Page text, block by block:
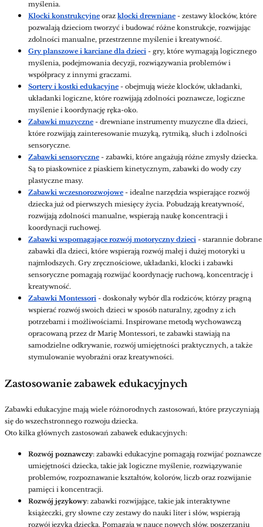
myślenia.
Klocki konstrukcyjne oraz klocki drewniane - zestawy klocków, które
pozwalają dzieciom tworzyć i budować różne konstrukcje, rozwijając
zdolności manualne, przestrzenne myślenie i kreatywność.
Gry planszowe i karciane dla dzieci - gry, które wymagają logicznego
myślenia, podejmowania decyzji, rozwiązywania problemów i
współpracy z innymi graczami.
Sortery i kostki edukacyjne - obejmują wieże klocków, układanki,
układanki logiczne, które rozwijają zdolności poznawcze, logiczne
myślenie i koordynację ręka-oko.
Zabawki muzyczne - drewniane instrumenty muzyczne dla dzieci,
które rozwijają zainteresowanie muzyką, rytmiką, słuch i zdolności
sensoryczne.
Zabawki sensoryczne - zabawki, które angażują różne zmysły dziecka.
Są to piaskownice z piaskiem kinetycznym, zabawki do wody czy
plastyczne masy.
Zabawki wczesnorozwojowe - idealne narzędzia wspierające rozwój
dziecka już od pierwszych miesięcy życia. Pobudzają kreatywność,
rozwijają zdolności manualne, wspierają naukę koncentracji i
koordynacji ruchowej.
Zabawki wspomagające rozwój motoryczny dzieci - starannie dobrane
zabawki dla dzieci, które wspierają rozwój małej i dużej motoryki u
najmłodszych. Gry zręcznościowe, układanki, klocki i zabawki
sensoryczne pomagają rozwijać koordynację ruchową, koncentrację i
kreatywność.
Zabawki Montessori - doskonały wybór dla rodziców, którzy pragną
wspierać rozwój swoich dzieci w sposób naturalny, zgodny z ich
potrzebami i możliwościami. Inspirowane metodą wychowawczą
opracowaną przez dr Marię Montessori, te zabawki stawiają na
samodzielne odkrywanie, rozwój umiejętności praktycznych, a także
stymulowanie wyobraźni oraz kreatywności.
Zastosowanie zabawek edukacyjnych
Zabawki edukacyjne mają wiele różnorodnych zastosowań, które przyczyniają
się do wszechstronnego rozwoju dziecka.
Oto kilka głównych zastosowań zabawek edukacyjnych:
Rozwój poznawczy: zabawki edukacyjne pomagają rozwijać poznawcze
umiejętności dziecka, takie jak logiczne myślenie, rozwiązywanie
problemów, rozpoznawanie kształtów, kolorów, liczb oraz rozwijanie
pamięci i koncentracji.
Rozwój językowy: zabawki rozwijające, takie jak interaktywne
książeczki, gry słowne czy zestawy do nauki liter i słów, wspierają
rozwój języka dziecka. Pomagają w nauce nowych słów, poszerzaniu